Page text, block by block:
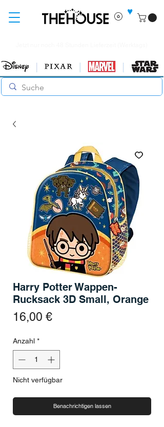
♥
Harry Potter Wappen-
Rucksack 3D Small, Orange
16,00 €Preis
Anzahl *
Nicht verfügbar
Benachrichtigen lassen